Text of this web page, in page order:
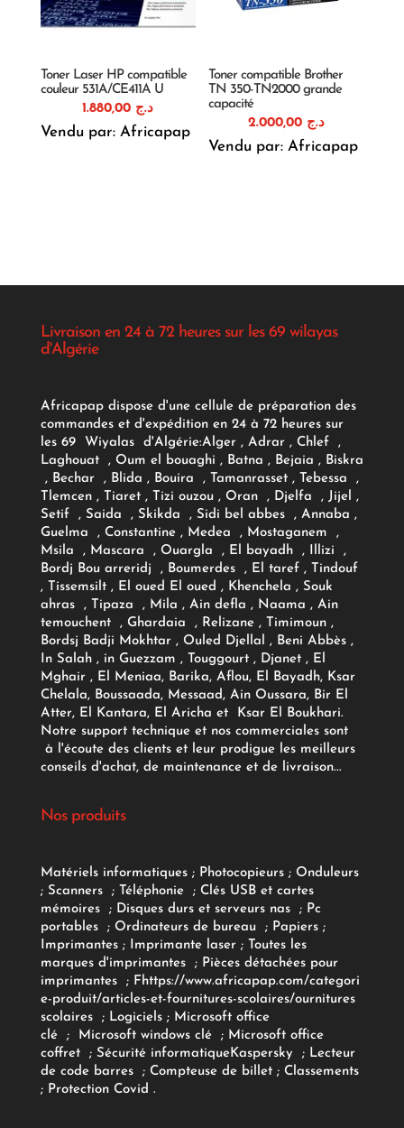
Toner Laser HP compatible
couleur 531A/CE411A U
د.ج
Vendu par: Africapap
Toner compatible Brother
TN 350-TN2000 grande
capacité
د.ج 2.000,00
Vendu par: Africapap
Livraison en 24 à 72 heures sur les 69 wilayas
d'Algérie
Africapap dispose d'une cellule de préparation des
commandes et d'expédition en 24 à 72 heures sur
les 69 Wiyalas d'Algérie:Alger , Adrar, Chlef ,
Laghouat , Oum el bouaghi , Batna , Bejaia , Biskra
, Bechar , Blida , Bouira , Tamanrasset , Tebessa ,
Tlemcen , Tiaret , Tizi ouzou , Oran , Djelfa , Jijel ,
Setif , Saida , Skikda , Sidi bel abbes , Annaba ,
Guelma , Constantine , Medea , Mostaganem ,
Msila , Mascara , Ouargla , El bayadh , Illizi ,
Bordj Bou arreridj , Boumerdes , El taref , Tindouf
, Tissemsilt , El oued El oued , Khenchela , Souk
ahras , Tipaza , Mila , Ain defla , Naama , Ain
temouchent , Ghardaia , Relizane , Timimoun ,
Bordsj Badji Mokhtar , Ouled Djellal , Beni Abbès ,
In Salah , in Guezzam , Touggourt , Djanet , El
Mghair , El Meniaa, Barika, Aflou, El Bayadh, Ksar
Chelala, Boussaada, Messaad, Ain Oussara, Bir El
Atter, El Kantara, El Aricha et Ksar El Boukhari.
Notre support technique et nos commerciales sont
à l'écoute des clients et leur prodigue les meilleurs
conseils d'achat, de maintenance et de livraison...
Nos produits
Matériels informatiques; Photocopieurs; Onduleurs
; Scanners ; Téléphonie ; Clés USB et cartes
mémoires
; Disques durs et serveurs nas ; Pc
portables
; Ordinateurs de bureau ; Papiers;
Imprimantes;Imprimante laser; Toutes les
marques d'imprimantes
; Pièces détachées pour
imprimantes
; F https://www.africapap.com/categori
e-produit/articles-et-fournitures-scolaires/ournitures
scolaires; Logiciels ; Microsoft office
clé
; Microsoft windows clé; Microsoft office
coffret ; Sécurité informatiqueKaspersky ; Lecteur
de code barres
; Compteuse de billet; Classements
; Protection Covid .